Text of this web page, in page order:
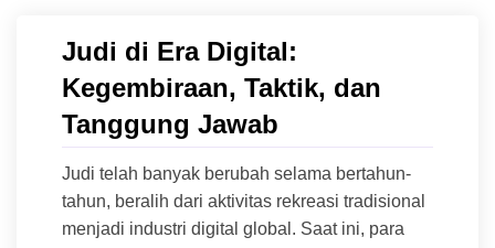
Judi di Era Digital:
Kegembiraan, Taktik, dan
Tanggung Jawab
Judi telah banyak berubah selama bertahun-
tahun, beralih dari aktivitas rekreasi tradisional
menjadi industri digital global. Saat ini, para